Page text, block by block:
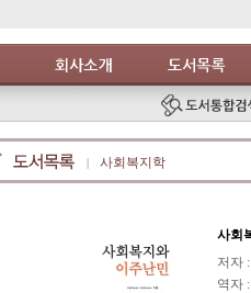
사회복지학
사회
저자
역자